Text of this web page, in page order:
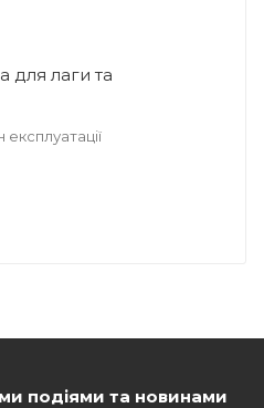
для лаги та
подіями та новинами